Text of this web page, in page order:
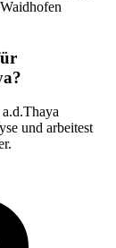
und arbeitest